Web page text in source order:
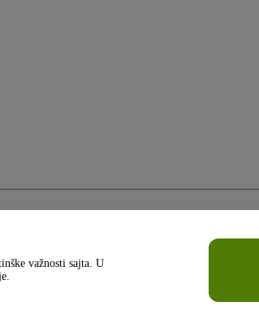
važnosti sajta. U